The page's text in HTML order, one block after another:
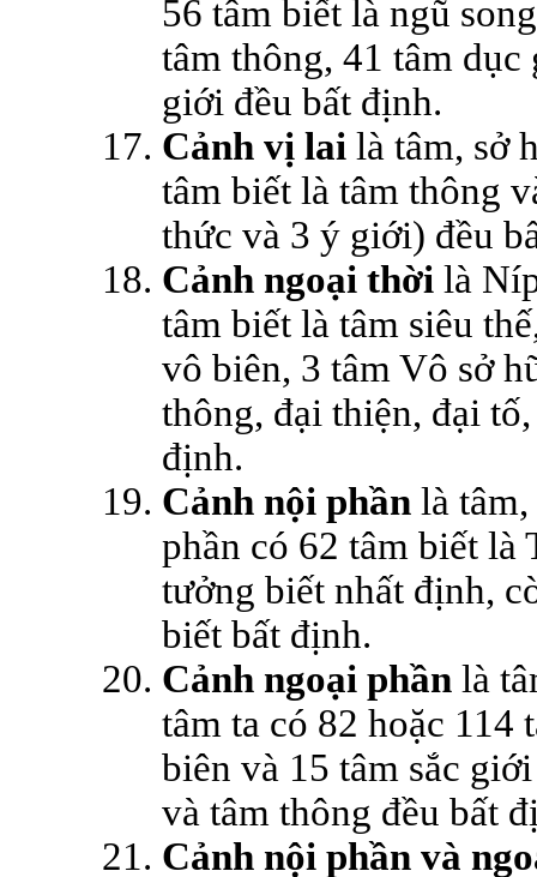
56 tâm biết là ngũ
tâm thông, 41 tâm
giới đều bất định.
Cảnh vị lai là tâm, sở
tâm biết là tâm thông
thức và 3 ý giới) đều
Cảnh ngoại thời là
tâm biết là tâm siêu
vô biên, 3 tâm Vô sở
thông, đại thiện, đại
định.
Cảnh nội phần là
phần có 62 tâm biết
tưởng biết nhất định,
biết bất định.
Cảnh ngoại phần là
tâm ta có 82 hoặc 114
biên và 15 tâm sắc
và tâm thông đều bất
Cảnh nội phần và